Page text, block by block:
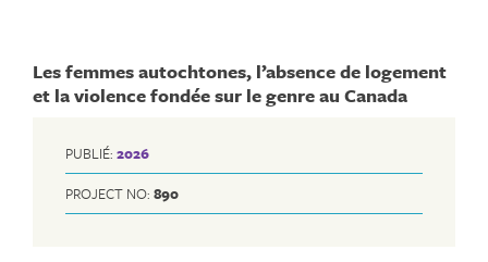
Les femmes autochtones, l’absence de logement
et la violence fondée sur le genre au Canada
PUBLIÉ: 2026
PROJECT NO: 890